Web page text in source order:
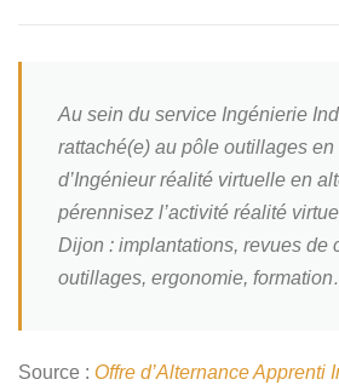
Français
Deutsch
简体中文
日本語
Au sein du service Ingénierie
rattaché(e) au pôle outillages
d’Ingénieur réalité virtuelle en
pérennisez l’activité réalité
Dijon : implantations, revues de
outillages, ergonomie,
Source : Offre d’Alternance Apprenti